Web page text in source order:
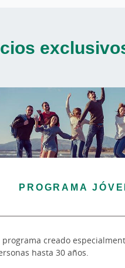
PROGRAMA
programa creado
hasta 30 años.